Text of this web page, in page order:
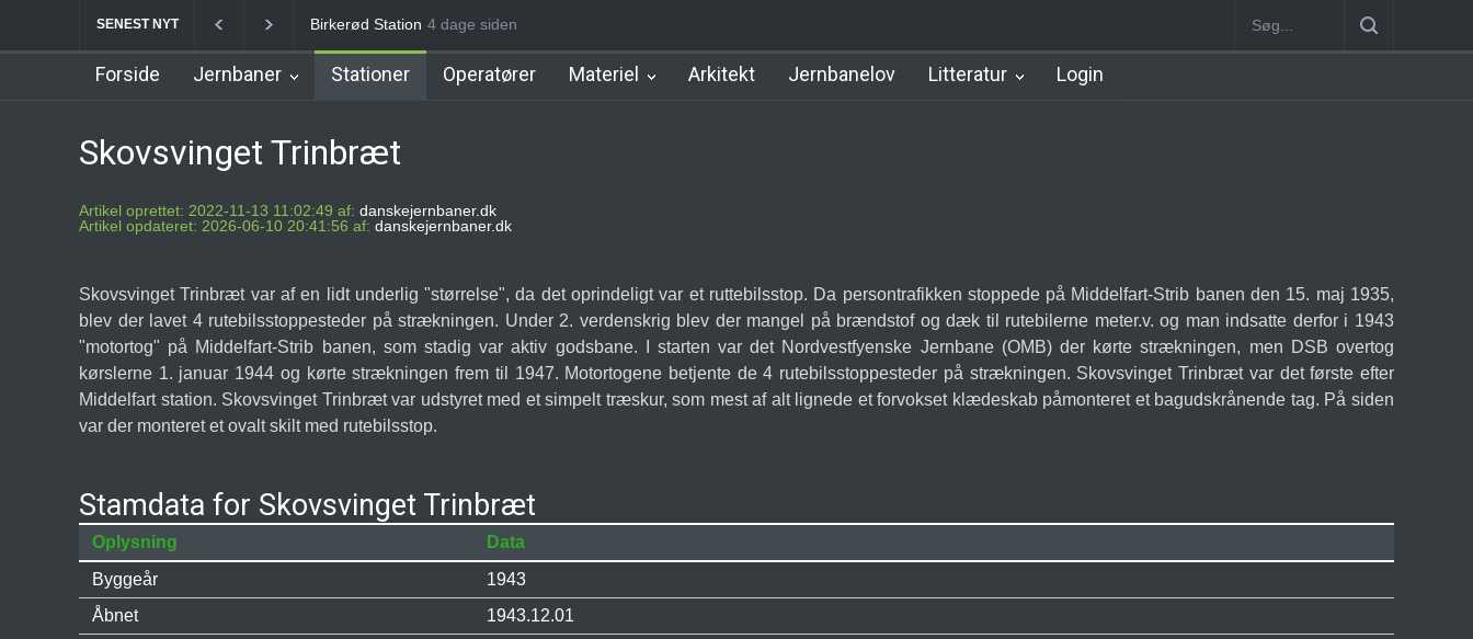
SENEST NYT Allerød Station Favrholm Station Nørrebro B Station [1886-1930] Nørrebro A Station
4 dage siden
Forside Jernbaner Stationer Operatører Materiel Arkitekt Jernbanelov Litteratur Login
Skovsvinget Trinbræt
Artikel oprettet: 2022-11-13 11:02:49 af: danskejernbaner.dk
Artikel opdateret: 2026-06-10 20:41:56 af: danskejernbaner.dk
Skovsvinget Trinbræt var af en lidt underlig "størrelse", da det oprindeligt var et ruttebilsstop. Da persontrafikken stoppede på Middelfart-Strib banen den 15. maj 1935,
blev der lavet 4 rutebilsstoppesteder på strækningen. Under 2. verdenskrig blev der mangel på brændstof og dæk til rutebilerne meter.v. og man indsatte derfor i 1943
"motortog" på Middelfart-Strib banen, som stadig var aktiv godsbane. I starten var det Nordvestfyenske Jernbane (OMB) der kørte strækningen, men DSB overtog
kørslerne 1. januar 1944 og kørte strækningen frem til 1947. Motortogene betjente de 4 rutebilsstoppesteder på strækningen. Skovsvinget Trinbræt var det første efter
Middelfart station. Skovsvinget Trinbræt var udstyret med et simpelt træskur, som mest af alt lignede et forvokset klædeskab påmonteret et bagudskrånende tag. På siden
var der monteret et ovalt skilt med rutebilsstop.
Stamdata for Skovsvinget Trinbræt
Oplysning
Data
Byggeår
1943
Åbnet
1943.12.01